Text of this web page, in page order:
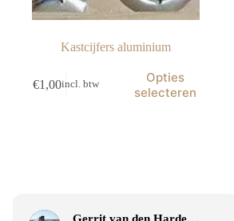
Kastcijfers aluminium
€1,00incl. btw
Opties
selecteren
product
op
Gerrit van den Hardenberg